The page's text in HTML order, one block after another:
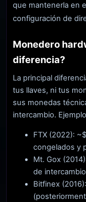
que mantenerla en
configuración de
Monedero
diferencia?
La principal
tus llaves, ni tus
sus monedas
intercambio.
FTX (2022):
congelados y
Mt. Gox
de intercambio
Bitfinex